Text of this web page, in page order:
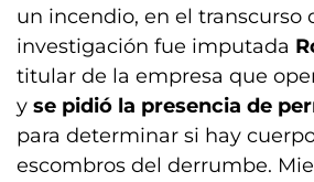
un incendio, en el transcurso
investigación fue imputada
titular de la empresa que
y se pidió la presencia de
para determinar si hay
escombros del derrumbe.